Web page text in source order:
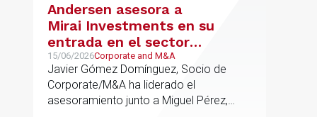
Andersen asesora a
Mirai Investments en su
entrada en el sector
medioambiental con la
adquisición de la
vasca Excavaciones
Mendiola
15/06/2026Corporate and M&A
Javier Gómez Domínguez, Socio de
Corporate/M&A ha liderado el
asesoramiento junto a Miguel Pérez,